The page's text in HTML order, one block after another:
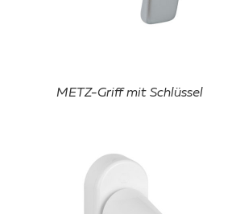
METZ-Griff mit Schlüssel